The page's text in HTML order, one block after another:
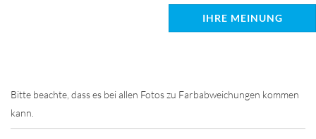
IHRE MEINUNG
Bitte beachte, dass es bei allen Fotos zu Farbabweichungen kommen
kann.